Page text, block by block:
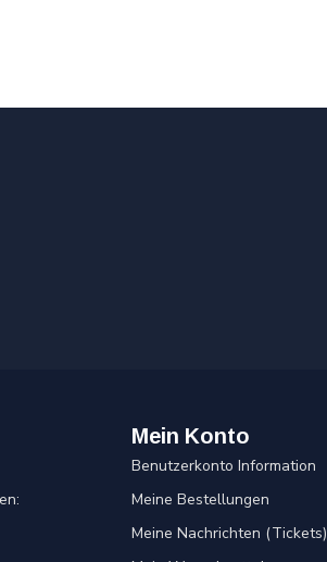
Mein Konto
Benutzerkonto Information
Meine Bestellungen
Meine Nachrichten (Tickets)